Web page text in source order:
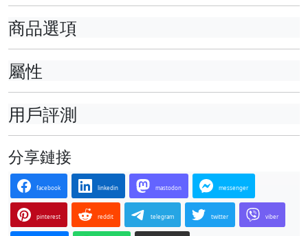
商品選項
屬性
用戶評測
分享鏈接
facebook linkedin mastodon messenger
pinterest reddit telegram twitter viber